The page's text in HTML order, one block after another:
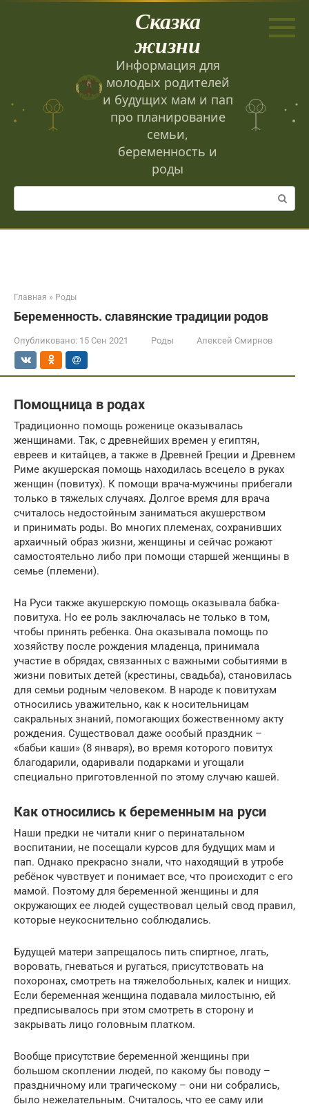
Сказка
жизни
Информация для
молодых родителей
и будущих мам и пап
про планирование
семьи,
беременность и
роды
Поиск:
Главная » Роды
Беременность. славянские традиции родов
Опубликовано: 15 Сен 2021 Роды Алексей Смирнов
Помощница в родах
Традиционно помощь роженице оказывалась
женщинами. Так, с древнейших времен у египтян,
евреев и китайцев, а также в Древней Греции и Древнем
Риме акушерская помощь находилась всецело в руках
женщин (повитух). К помощи врача-мужчины прибегали
только в тяжелых случаях. Долгое время для врача
считалось недостойным заниматься акушерством
и принимать роды. Во многих племенах, сохранивших
архаичный образ жизни, женщины и сейчас рожают
самостоятельно либо при помощи старшей женщины в
семье (племени).
На Руси также акушерскую помощь оказывала бабка-
повитуха. Но ее роль заключалась не только в том,
чтобы принять ребенка. Она оказывала помощь по
хозяйству после рождения младенца, принимала
участие в обрядах, связанных с важными событиями в
жизни повитых детей (крестины, свадьба), становилась
для семьи родным человеком. В народе к повитухам
относились уважительно, как к носительницам
сакральных знаний, помогающих божественному акту
рождения. Существовал даже особый праздник –
«бабьи каши» (8 января), во время которого повитух
благодарили, одаривали подарками и угощали
специально приготовленной по этому случаю кашей.
Как относились к беременным на руси
Наши предки не читали книг о перинатальном
воспитании, не посещали курсов для будущих мам и
пап. Однако прекрасно знали, что находящий в утробе
ребёнок чувствует и понимает все, что происходит с его
мамой. Поэтому для беременной женщины и для
окружающих ее людей существовал целый свод правил,
которые неукоснительно соблюдались.
Будущей матери запрещалось пить спиртное, лгать,
воровать, гневаться и ругаться, присутствовать на
похоронах, смотреть на тяжелобольных, калек и нищих.
Если беременная женщина подавала милостыню, ей
предписывалось при этом смотреть в сторону и
закрывать лицо головным платком.
Вообще присутствие беременной женщины при
большом скоплении людей, по какому бы поводу –
праздничному или трагическому – они ни собрались,
было нежелательным. Считалось, что ее саму или